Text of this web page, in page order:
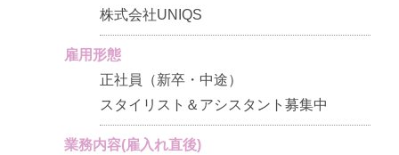
株式会社UNIQS
雇用形態
正社員（新卒・中途）
スタイリスト＆アシスタント募集中
業務内容(雇入れ直後)